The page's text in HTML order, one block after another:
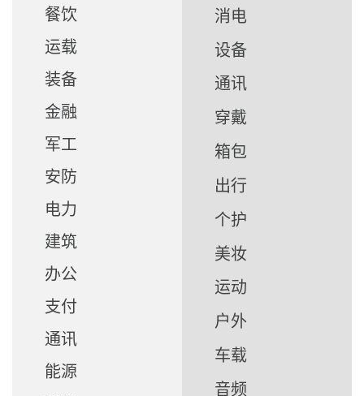
餐饮
运载
装备
金融
军工
安防
电力
建筑
办公
支付
通讯
能源
消电
设备
通讯
穿戴
箱包
出行
个护
美妆
运动
户外
车载
音频